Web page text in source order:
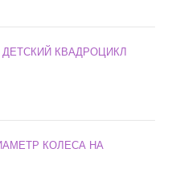
ДЕТСКИЙ КВАДРОЦИКЛ
КОЛЕСА НА